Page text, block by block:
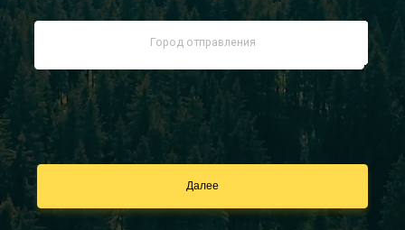
Заказать звонок
Контакты